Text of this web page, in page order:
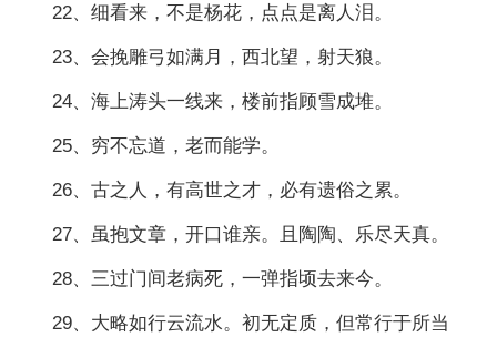
22、细看来，不是杨花，点点是离人泪。
23、会挽雕弓如满月，西北望，射天狼。
24、海上涛头一线来，楼前指顾雪成堆。
25、穷不忘道，老而能学。
26、古之人，有高世之才，必有遗俗之累。
27、虽抱文章，开口谁亲。且陶陶、乐尽天真。
28、三过门间老病死，一弹指顷去来今。
29、大略如行云流水。初无定质，但常行于所当